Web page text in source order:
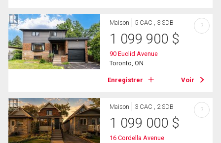
Maison 5 CAC , 3 SDB
1 099 900 $
90 Euclid Avenue
Toronto, ON
Enregistrer Voir
?
Maison 3 CAC , 2 SDB
1 099 000 $
16 Cordella Avenue
?